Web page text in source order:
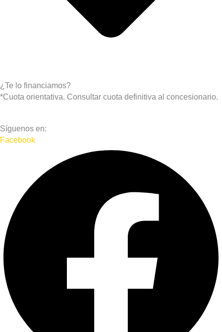
¿Te lo financiamos?
*Cuota orientativa. Consultar cuota definitiva al concesionario.
Síguenos en:
Facebook